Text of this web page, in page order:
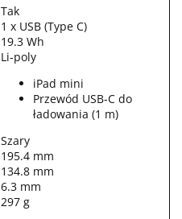
Tak
1 x USB (Type C)
19.3 Wh
Li-poly
iPad mini
Przewód USB-C do
ładowania (1 m)
Szary
195.4 mm
134.8 mm
6.3 mm
297 g